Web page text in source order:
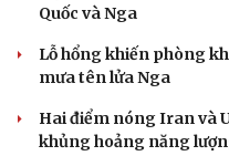
Đắk Lắk lập đoàn
máy
Bí thư Quảng Ninh:
khi tỉnh lên thành phố
ĐBQH TP Hà Nội "hiến